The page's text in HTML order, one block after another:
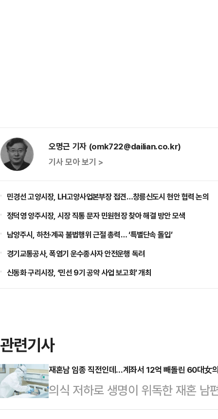
오명근 기자 (omk722@dailian.co.kr)
기사 모아 보기 >
민경선 고양시장, LH고양사업본부장 접견…창릉신도시 현안 협력 논의
정덕영 양주시장, 시장 직통 문자 민원현장 찾아 해결 방안 모색
남양주시, 하천·계곡 불법행위 근절 총력… ‘특별단속 돌입’
경기교통공사, 폭염기 운수종사자 안전운행 독려
신동화 구리시장, ‘민선 9기 공약 사업 보고회’ 개최
관련기사
재혼남 임종 직전인데…계좌서 12억 빼돌린 60대女
의식 저하로 생명이 위독한 재혼 남
이체한 60대 아내가 징역형의 집행